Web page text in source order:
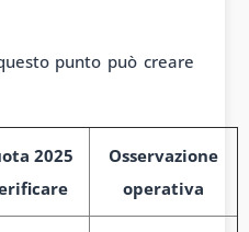
punto può creare
2025
Osservazione
operativa